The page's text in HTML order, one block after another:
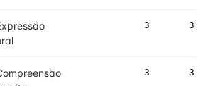
3 3
3 3